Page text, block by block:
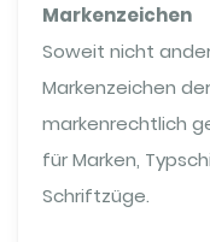
Markenzeichen
Soweit nicht
Markenzeichen
markenrechtlich
für Marken,
Schriftzüge.